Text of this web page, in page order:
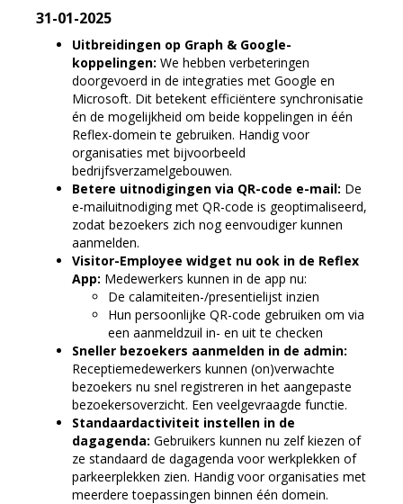
31-01-2025
Uitbreidingen op Graph & Google-
koppelingen: We hebben verbeteringen
doorgevoerd in de integraties met Google en
Microsoft. Dit betekent efficiëntere synchronisatie
én de mogelijkheid om beide koppelingen in één
Reflex-domein te gebruiken. Handig voor
organisaties met bijvoorbeeld
bedrijfsverzamelgebouwen.
Betere uitnodigingen via QR-code e-mail: De
e-mailuitnodiging met QR-code is geoptimaliseerd,
zodat bezoekers zich nog eenvoudiger kunnen
aanmelden.
Visitor-Employee widget nu ook in de Reflex
App: Medewerkers kunnen in de app nu:
De calamiteiten-/presentielijst inzien
Hun persoonlijke QR-code gebruiken om via
een aanmeldzuil in- en uit te checken
Sneller bezoekers aanmelden in de admin:
Receptiemedewerkers kunnen (on)verwachte
bezoekers nu snel registreren in het aangepaste
bezoekersoverzicht. Een veelgevraagde functie.
Standaardactiviteit instellen in de
dagagenda: Gebruikers kunnen nu zelf kiezen of
ze standaard de dagagenda voor werkplekken of
parkeerplekken zien. Handig voor organisaties met
meerdere toepassingen binnen één domein.